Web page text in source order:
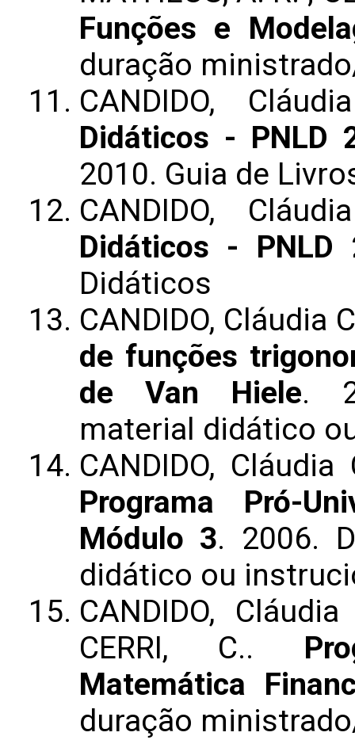
Funções e
duração
CANDIDO,
Didáticos - PNLD
2010. Guia de
CANDIDO,
Didáticos - PNLD
Didáticos
CANDIDO, Cláudia
de funções
de Van Hiele.
material didático
CANDIDO,
Programa Pró-
Módulo 3. 2006.
didático ou
CANDIDO,
CERRI, C..
Matemática
duração